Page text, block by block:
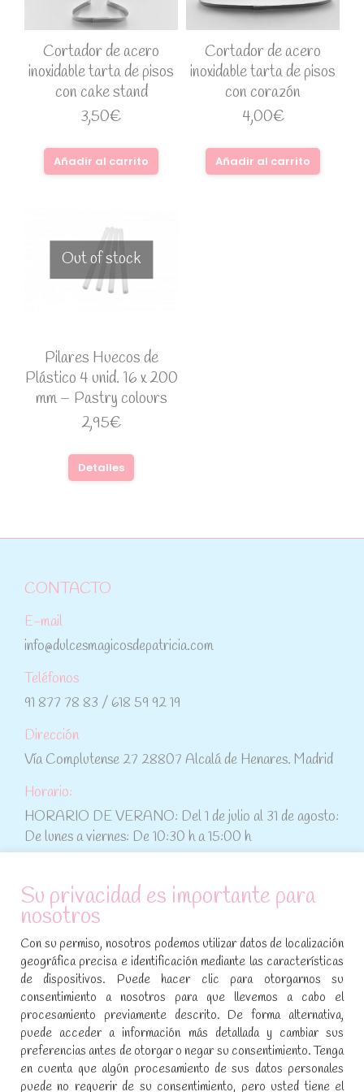
Cortador de acero
inoxidable tarta de pisos
con cake stand
3,50€
Añadir al carrito
Cortador de acero
inoxidable tarta de pisos
con corazón
4,00€
Añadir al carrito
Out of stock
Pilares Huecos de
Plástico 4 unid. 16 x 200
mm – Pastry colours
2,95€
Detalles
CONTACTO
E-mail
info@dulcesmagicosdepatricia.com
Teléfonos
91 877 78 83 / 618 59 92 19
Dirección
Vía Complutense 27 28807 Alcalá de Henares. Madrid
Horario:
HORARIO DE VERANO: Del 1 de julio al 31 de agosto:
De lunes a viernes: De 10:30 h a 15:00 h
ATENCIÓN AL CLIENTE
Condiciones de compra
Aviso legal y política de privacidad
Política de cookies
SÍGUENOS EN REDES SOCIALES
Encuéntranos en:
Facebook
YouTubeInstagram
Su privacidad es importante para
nosotros
Con su permiso, nosotros podemos utilizar datos de localización
geográfica precisa e identificación mediante las características
de dispositivos. Puede hacer clic para otorgarnos su
consentimiento a nosotros para que llevemos a cabo el
procesamiento previamente descrito. De forma alternativa,
puede acceder a información más detallada y cambiar sus
preferencias antes de otorgar o negar su consentimiento. Tenga
en cuenta que algún procesamiento de sus datos personales
puede no requerir de su consentimiento, pero usted tiene el